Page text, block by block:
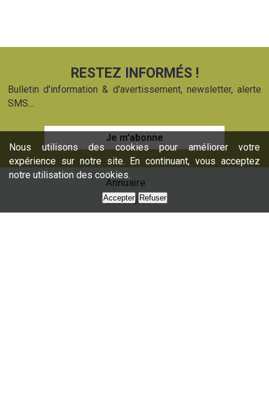
RESTEZ INFORMÉS !
Bulletin d'information & d'avertissement, newsletter, alerte
SMS...
Je m'abonne
Annuaire
Laboratoire
Nous utilisons des cookies pour améliorer votre
expérience sur notre site. En continuant, vous acceptez
notre utilisation des cookies.
Accepter Refuser